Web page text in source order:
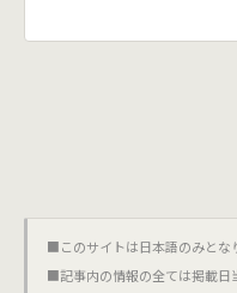
■このサイトは日本語のみとな
■記事内の情報の全ては掲載日